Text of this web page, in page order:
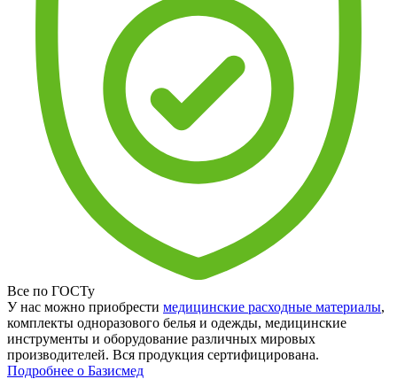
Все по ГОСТу
У нас можно приобрести медицинские расходные материалы,
комплекты одноразового белья и одежды, медицинские
инструменты и оборудование различных мировых
производителей. Вся продукция сертифицирована.
Подробнее о Базисмед